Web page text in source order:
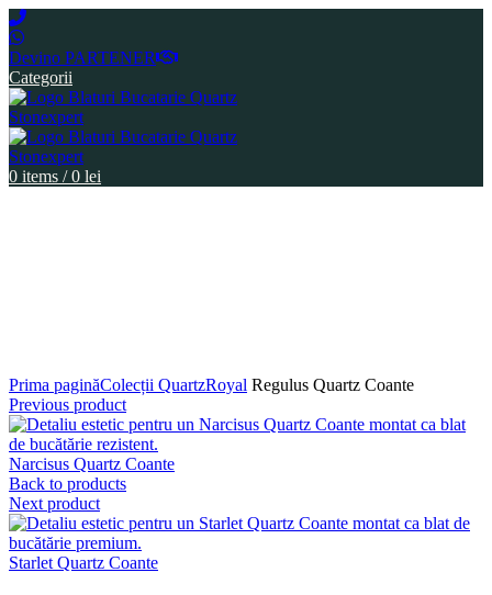
Devino PARTENER
Categorii
0 items / 0 lei
Prima paginăColecții QuartzRoyal Regulus Quartz Coante
Previous product
Narcisus Quartz Coante
Back to products
Next product
Starlet Quartz Coante